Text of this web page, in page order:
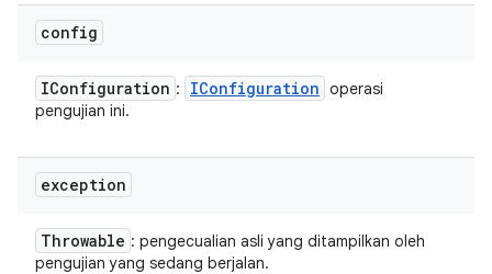
config
IConfiguration : IConfiguration operasi
pengujian ini.
exception
Throwable : pengecualian asli yang ditampilkan oleh
pengujian yang sedang berjalan.